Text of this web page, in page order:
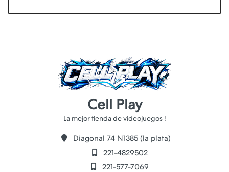
Cell Play
Diagonal 74 N1385 (la plata)
221-4829502
221-577-7069